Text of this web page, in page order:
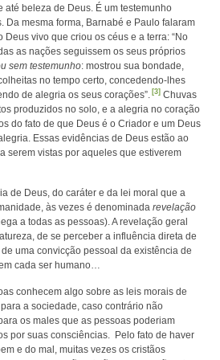
até beleza de Deus. É um testemunho
Da mesma forma, Barnabé e Paulo falaram
vivo que criou os céus e a terra: “No
as nações seguissem os seus próprios
sem testemunho: mostrou sua bondade,
no tempo certo, concedendo-lhes
de alegria os seus corações”. [3]Chuvas
produzidos no solo, e a alegria no coração
do fato de que Deus é o Criador e um Deus
Essas evidências de Deus estão ao
serem vistas por aqueles que estiverem
de Deus, do caráter e da lei moral que a
às vezes é denominada revelação
a todas as pessoas). A revelação geral
de se perceber a influência direta de
uma convicção pessoal da existência de
cada ser humano…
conhecem algo sobre as leis morais de
a sociedade, caso contrário não
os males que as pessoas poderiam
por suas consciências. Pelo fato de haver
e do mal, muitas vezes os cristãos